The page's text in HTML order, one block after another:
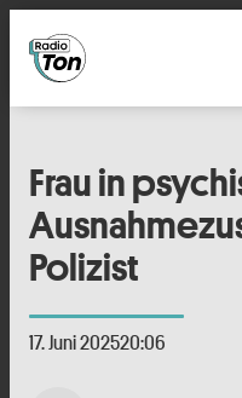
Frau in
Polizist
17. Juni 202520:06